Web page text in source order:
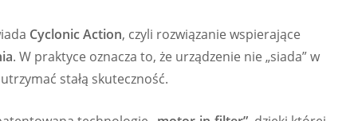
Cyclonic Action, czyli rozwiązanie wspierające
. W praktyce oznacza to, że urządzenie nie „siada” w
stałą skuteczność.